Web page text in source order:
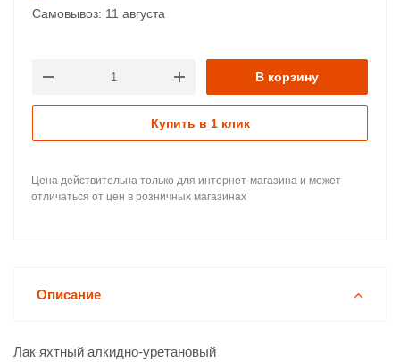
Самовывоз: 11 августа
В корзину
Купить в 1 клик
Цена действительна только для интернет-магазина и может
отличаться от цен в розничных магазинах
Описание
Лак яхтный алкидно-уретановый